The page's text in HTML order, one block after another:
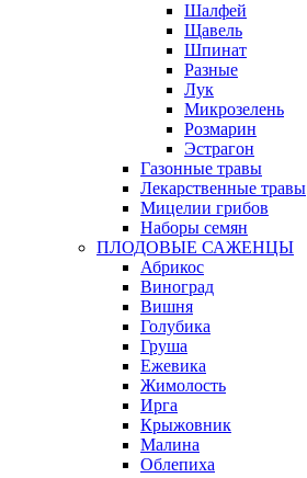
Шалфей
Щавель
Шпинат
Разные
Лук
Микрозелень
Розмарин
Эстрагон
Газонные травы
Лекарственные травы
Мицелии грибов
Наборы семян
ПЛОДОВЫЕ САЖЕНЦЫ
Абрикос
Виноград
Вишня
Голубика
Груша
Ежевика
Жимолость
Ирга
Крыжовник
Малина
Облепиха